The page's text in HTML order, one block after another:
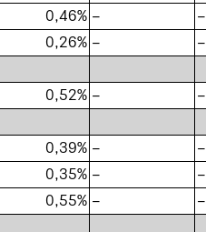
0,46% –
–
0,26% – –
0,52% – –
0,39% –
–
0,35% –
–
0,55% – –